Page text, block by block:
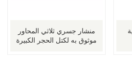
منشار جسري ثلاثي المحاور
موثوق به لكتل ​​الحجر الكبيرة